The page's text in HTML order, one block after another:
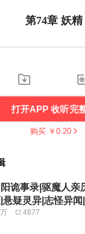
第74章 妖精
打开APP 收听完
购买 ￥ 0.20
诡事录|驱魔人亲
悬疑灵异|志怪异
4877